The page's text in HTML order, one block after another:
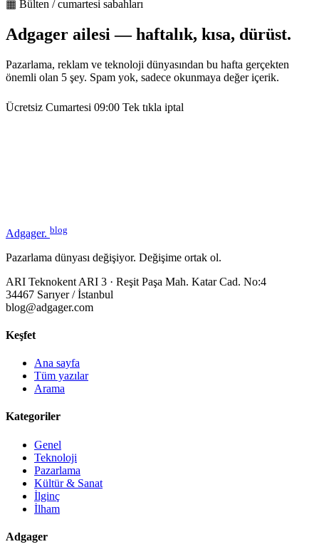
▦ Bülten / cumartesi sabahları
Adgager ailesi — haftalık, kısa, dürüst.
Pazarlama, reklam ve teknoloji dünyasından bu hafta gerçekten
önemli olan 5 şey. Spam yok, sadece okunmaya değer içerik.
Ücretsiz Cumartesi 09:00 Tek tıkla iptal
Adgager. blog
Pazarlama dünyası değişiyor. Değişime ortak ol.
ARI Teknokent ARI 3 · Reşit Paşa Mah. Katar Cad. No:4
34467 Sarıyer / İstanbul
blog@adgager.com
Keşfet
Ana sayfa
Tüm yazılar
Arama
Kategoriler
Genel
Teknoloji
Pazarlama
Kültür & Sanat
İlginç
İlham
Adgager